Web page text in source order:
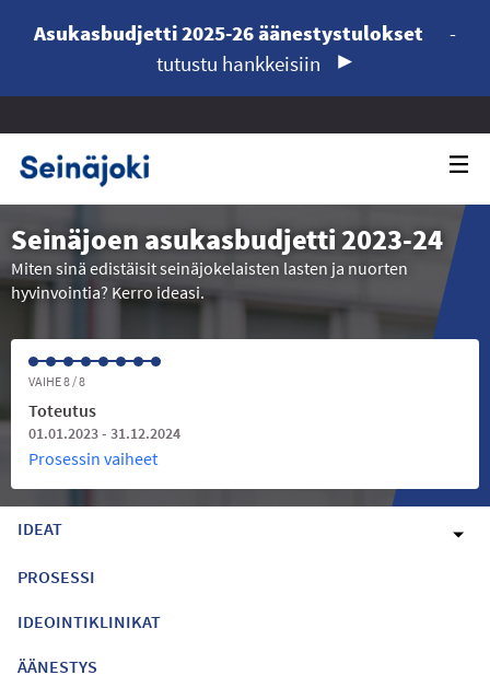
Asukasbudjetti 2025-26 äänestystulokset
-
tutustu hankkeisiin
Seinäjoen asukasbudjetti 2023-24
Miten sinä edistäisit seinäjokelaisten lasten ja nuorten
hyvinvointia? Kerro ideasi.
VAIHE 8 / 8
Toteutus
01.01.2023 - 31.12.2024
Prosessin vaiheet
IDEAT
PROSESSI
IDEOINTIKLINIKAT
ÄÄNESTYS